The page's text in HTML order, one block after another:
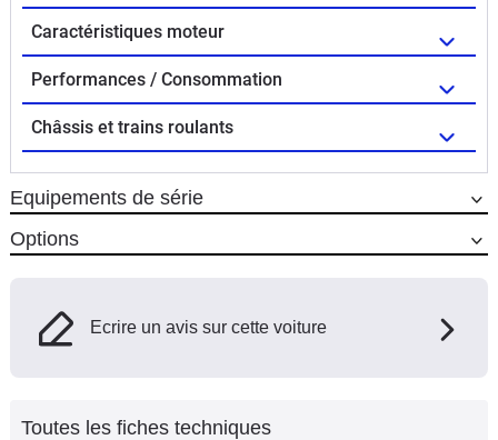
Caractéristiques moteur
Performances / Consommation
Châssis et trains roulants
Equipements de série
Options
Ecrire un avis sur cette voiture
Toutes les fiches techniques